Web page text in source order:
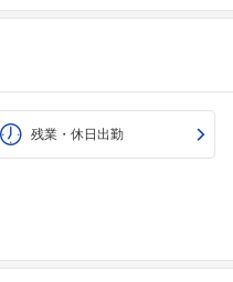
残業・休日出勤